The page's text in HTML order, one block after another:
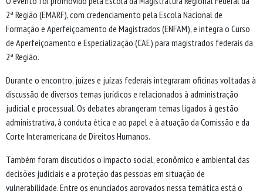
2ª Região (EMARF), com credenciamento pela Escola Nacional de
Formação e Aperfeiçoamento de Magistrados (ENFAM), e integra o Curso
de Aperfeiçoamento e Especialização (CAE) para magistrados federais da
2ª Região.
Durante o encontro, juízes e juízas federais integraram oficinas voltadas à
discussão de diversos temas jurídicos e relacionados à administração
judicial e processual. Os debates abrangeram temas ligados à gestão
administrativa, à conduta ética e ao papel e à atuação da Comissão e da
Corte Interamericana de Direitos Humanos.
Também foram discutidos o impacto social, econômico e ambiental das
decisões judiciais e a proteção das pessoas em situação de
vulnerabilidade. Entre os enunciados aprovados nessa temática está o